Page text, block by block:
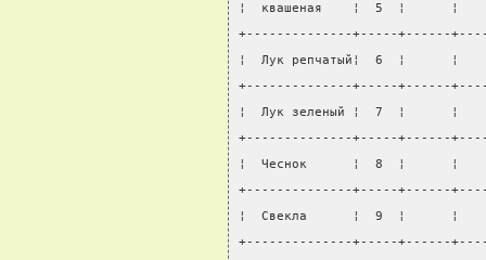
¦  квашеная    ¦  5  ¦
+--------------+-----+------
¦  Лук репчатый¦  6  ¦
+--------------+-----+------
¦  Лук зеленый ¦  7  ¦
+--------------+-----+------
¦  Чеснок      ¦  8  ¦
+--------------+-----+------
¦  Свекла      ¦  9  ¦
+--------------+-----+------